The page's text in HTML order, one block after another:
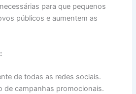
para que pequenos
públicos e aumentem as
de todas as redes sociais.
de campanhas promocionais.